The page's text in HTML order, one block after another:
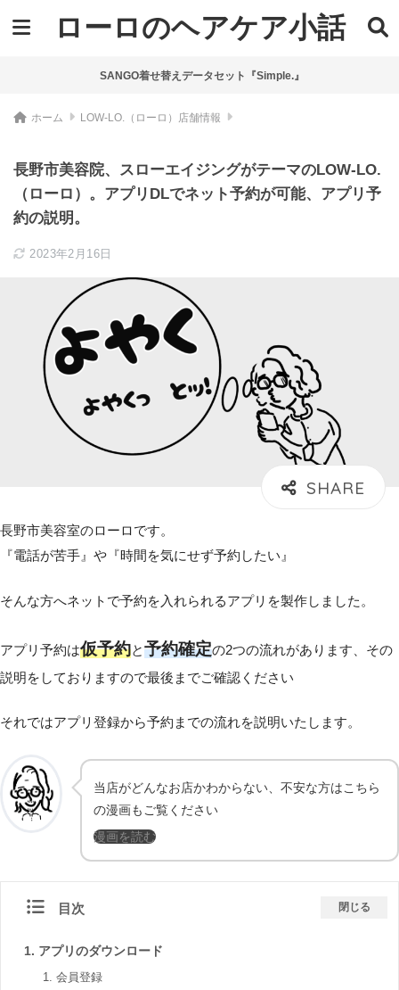
ローロのヘアケア小話
SANGO着せ替えデータセット『Simple.』
ホーム LOW-LO.（ローロ）店舗情報
長野市美容院、スローエイジングがテーマのLOW-LO.
（ローロ）。アプリDLでネット予約が可能、アプリ予
約の説明。
2023年2月16日
長野市美容室のローロです。
『電話が苦手』や『時間を気にせず予約したい』
そんな方へネットで予約を入れられるアプリを製作しました。
アプリ予約は仮予約と予約確定の2つの流れがあります、その
説明をしておりますので最後までご確認ください
それではアプリ登録から予約までの流れを説明いたします。
当店がどんなお店かわからない、不安な方はこちら
の漫画もご覧ください
漫画を読む
目次 閉じる
アプリのダウンロード
会員登録